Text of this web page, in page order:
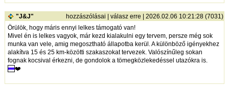
"J&J" hozzászólásai |válasz erre | 2026.02.06 10:21:28 (7031)
Örülök, hogy máris ennyi lelkes támogató van!
Mivel én is lelkes vagyok, már kezd kialakulni egy tervem, persze még sok
munka van vele, amig megosztható állapotba kerül. A különböző igényekhez
alakítva 15 és 25 km-közötti szakaszokat tervezek. Valószínűleg sokan
fognak kocsival érkezni, de gondolok a tömegközlekedéssel utazókra is.
❤️